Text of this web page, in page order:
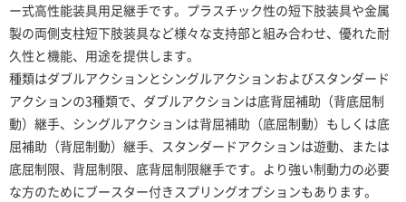
ー式高性能装具用足継手です。プラスチック性の短下肢装具や金属
製の両側支柱短下肢装具など様々な支持部と組み合わせ、優れた耐
久性と機能、用途を提供します。
種類はダブルアクションとシングルアクションおよびスタンダード
アクションの3種類で、ダブルアクションは底背屈補助（背底屈制
動）継手、シングルアクションは背屈補助（底屈制動）もしくは底
屈補助（背屈制動）継手、スタンダードアクションは遊動、または
底屈制限、背屈制限、底背屈制限継手です。より強い制動力の必要
な方のためにブースター付きスプリングオプションもあります。